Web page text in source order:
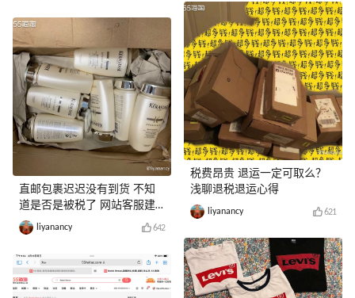
直邮包裹迟迟没有到货 不知
道是否是被税了 网站客服建
议这么做
liyanancy 642
税费昂贵 退运一定可取么？
浅聊退税退运心得
liyanancy 621